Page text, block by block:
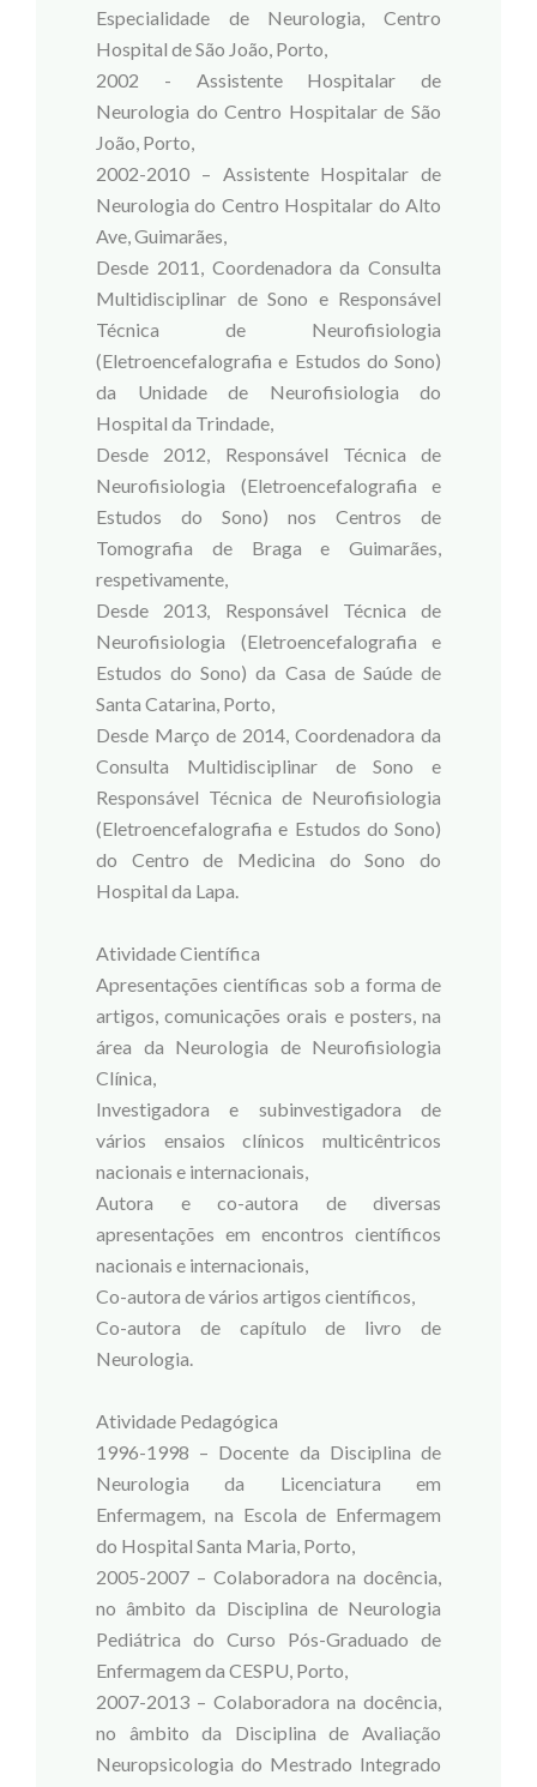
Especialidade de Neurologia, Centro
Hospital de São João, Porto,
2002 - Assistente Hospitalar de
Neurologia do Centro Hospitalar de São
João, Porto,
2002-2010 – Assistente Hospitalar de
Neurologia do Centro Hospitalar do Alto
Ave, Guimarães,
Desde 2011, Coordenadora da Consulta
Multidisciplinar de Sono e Responsável
Técnica de Neurofisiologia
(Eletroencefalografia e Estudos do Sono)
da Unidade de Neurofisiologia do
Hospital da Trindade,
Desde 2012, Responsável Técnica de
Neurofisiologia (Eletroencefalografia e
Estudos do Sono) nos Centros de
Tomografia de Braga e Guimarães,
respetivamente,
Desde 2013, Responsável Técnica de
Neurofisiologia (Eletroencefalografia e
Estudos do Sono) da Casa de Saúde de
Santa Catarina, Porto,
Desde Março de 2014, Coordenadora da
Consulta Multidisciplinar de Sono e
Responsável Técnica de Neurofisiologia
(Eletroencefalografia e Estudos do Sono)
do Centro de Medicina do Sono do
Hospital da Lapa.
Atividade Científica
Apresentações científicas sob a forma de
artigos, comunicações orais e posters, na
área da Neurologia de Neurofisiologia
Clínica,
Investigadora e subinvestigadora de
vários ensaios clínicos multicêntricos
nacionais e internacionais,
Autora e co-autora de diversas
apresentações em encontros científicos
nacionais e internacionais,
Co-autora de vários artigos científicos,
Co-autora de capítulo de livro de
Neurologia.
Atividade Pedagógica
1996-1998 – Docente da Disciplina de
Neurologia da Licenciatura em
Enfermagem, na Escola de Enfermagem
do Hospital Santa Maria, Porto,
2005-2007 – Colaboradora na docência,
no âmbito da Disciplina de Neurologia
Pediátrica do Curso Pós-Graduado de
Enfermagem da CESPU, Porto,
2007-2013 – Colaboradora na docência,
no âmbito da Disciplina de Avaliação
Neuropsicologia do Mestrado Integrado